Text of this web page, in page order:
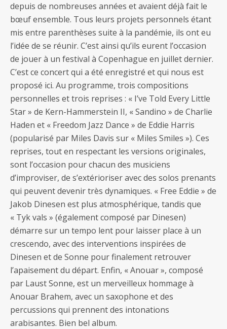
depuis de nombreuses années et avaient déjà fait le
bœuf ensemble. Tous leurs projets personnels étant
mis entre parenthèses suite à la pandémie, ils ont eu
l’idée de se réunir. C’est ainsi qu’ils eurent l’occasion
de jouer à un festival à Copenhague en juillet dernier.
C’est ce concert qui a été enregistré et qui nous est
proposé ici. Au programme, trois compositions
personnelles et trois reprises : « I’ve Told Every Little
Star » de Kern-Hammerstein II, « Sandino » de Charlie
Haden et « Freedom Jazz Dance » de Eddie Harris
(popularisé par Miles Davis sur « Miles Smiles »). Ces
reprises, tout en respectant les versions originales,
sont l’occasion pour chacun des musiciens
d’improviser, de s’extérioriser avec des solos prenants
qui peuvent devenir très dynamiques. « Free Eddie » de
Jakob Dinesen est plus atmosphérique, tandis que
« Tyk vals » (également composé par Dinesen)
démarre sur un tempo lent pour laisser place à un
crescendo, avec des interventions inspirées de
Dinesen et de Sonne pour finalement retrouver
l’apaisement du départ. Enfin, « Anouar », composé
par Laust Sonne, est un merveilleux hommage à
Anouar Brahem, avec un saxophone et des
percussions qui prennent des intonations
arabisantes. Bien bel album.